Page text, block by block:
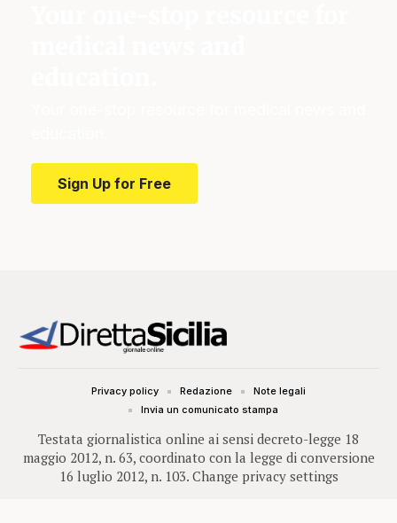
Sign Up for Free
Testata giornalistica online ai sensi decreto-legge 18
maggio 2012, n. 63, coordinato con la legge di conversione
16 luglio 2012, n. 103. Change privacy settings
Privacy policy Redazione
Note legali
Invia un comunicato stampa